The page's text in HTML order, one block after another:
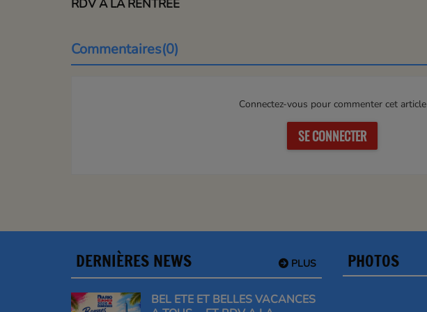
RDV A LA RENTREE
Commentaires(0)
Connectez-vous pour commenter cet article
SE CONNECTER
PLUS
DERNIÈRES NEWS
BEL ETE ET BELLES VACANCES
PHOTOS